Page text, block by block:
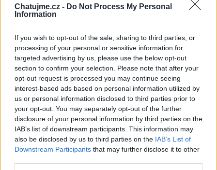
Chatujme.cz - Do Not Process My Personal
Information
If you wish to opt-out of the sale, sharing to third parties, or
processing of your personal or sensitive information for
targeted advertising by us, please use the below opt-out
section to confirm your selection. Please note that after your
opt-out request is processed you may continue seeing
interest-based ads based on personal information utilized by
us or personal information disclosed to third parties prior to
your opt-out. You may separately opt-out of the further
disclosure of your personal information by third parties on the
IAB’s list of downstream participants. This information may
also be disclosed by us to third parties on the IAB’s List of
Downstream Participants that may further disclose it to other
Neověřeno
0 uživatelům se líbí
Věk: 50
Kontakt
Napsat uživateli vzkaz
Informace o profilu a chatu